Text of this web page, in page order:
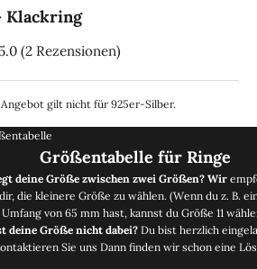
Klackring
(2 Rezensionen)
gilt nicht für 925er-Silber.
Größentabelle für Ringe
deine Größe zwischen zwei Größen? Wir
dir, die kleinere Größe zu wählen. (Wenn du z. B.
Umfang von 65 mm hast, kannst du Größe 11
deine Größe nicht dabei?Du bist herzlich
Sie uns Dann finden wir schon eine